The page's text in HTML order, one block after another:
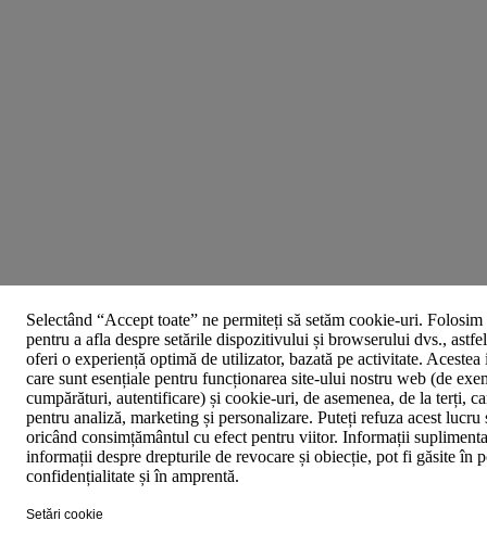
Selectând “Accept toate” ne permiteți să setăm cookie-uri.
pentru a afla despre setările dispozitivului și browserului dvs.,
oferi o experiență optimă de utilizator, bazată pe activitate.
care sunt esențiale pentru funcționarea site-ului nostru web (de
cumpărături, autentificare) și cookie-uri, de asemenea, de la terți,
pentru analiză, marketing și personalizare. Puteți refuza acest
oricând consimțământul cu efect pentru viitor. Informații
informații despre drepturile de revocare și obiecție, pot fi găsite în
confidențialitate și în amprentă.
Setări cookie